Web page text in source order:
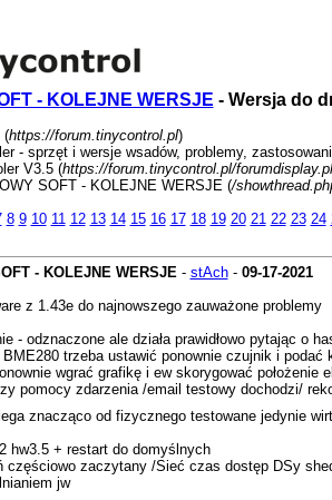
- KOLEJNE WERSJE - Wersja do
(https://forum.tinycontrol.pl)
- sprzęt i wersje wsadów, problemy,
V3.5 (https://forum.tinycontrol.pl/
SOFT - KOLEJNE WERSJE (/
8 9 10 11 12 13 14 15 16 17 18 19 20 21 22 23 24
- KOLEJNE WERSJE- stAch- 09-17-2021
z 1.43e do najnowszego zauważone problemy
- odznaczone ale działa prawidłowo pytając o
BME280 trzeba ustawić ponownie czujnik i
wgrać grafikę i ew skorygować położenie
pomocy zdarzenia /email testowy dochodzi/
znacząco od fizycznego testowane jedynie
hw3.5 + restart do domyślnych
częściowo zaczytany /Sieć czas dostęp DSy
jw